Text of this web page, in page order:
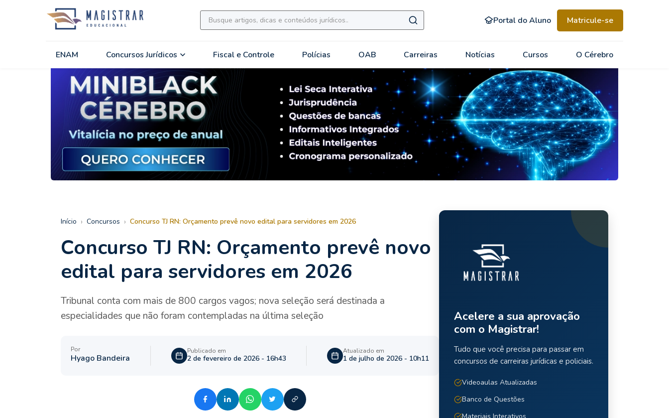
Portal do Aluno Matricule-se
ENAM Concursos Jurídicos Fiscal e Controle Polícias OAB Carreiras Notícias Cursos O Cérebro
Início › Concursos › Concurso TJ RN: Orçamento prevê novo edital para servidores em 2026
Concurso TJ RN: Orçamento prevê novo
edital para servidores em 2026
Tribunal conta com mais de 800 cargos vagos; nova seleção será destinada a
especialidades que não foram contempladas na última seleção
Por
Hyago Bandeira
Publicado em
2 de fevereiro de 2026 - 16h43
Atualizado em
1 de julho de 2026 - 10h11
Acelere a sua aprovação
com o Magistrar!
Tudo que você precisa para passar em
concursos de carreiras jurídicas e policiais.
Videoaulas Atualizadas
Banco de Questões